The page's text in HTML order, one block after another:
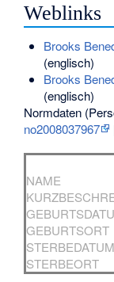
Weblinks
Brooks
(englisch)
Brooks
(englisch)
Normdaten
no2008037967
NAME
GEBURTSORT
STERBEDATUM
STERBEORT